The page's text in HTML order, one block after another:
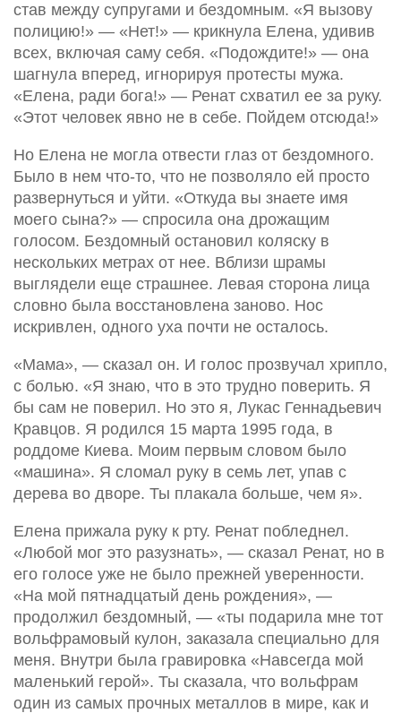
став между супругами и бездомным. «Я вызову
полицию!» — «Нет!» — крикнула Елена, удивив
всех, включая саму себя. «Подождите!» — она
шагнула вперед, игнорируя протесты мужа.
«Елена, ради бога!» — Ренат схватил ее за руку.
«Этот человек явно не в себе. Пойдем отсюда!»
Но Елена не могла отвести глаз от бездомного.
Было в нем что-то, что не позволяло ей просто
развернуться и уйти. «Откуда вы знаете имя
моего сына?» — спросила она дрожащим
голосом. Бездомный остановил коляску в
нескольких метрах от нее. Вблизи шрамы
выглядели еще страшнее. Левая сторона лица
словно была восстановлена заново. Нос
искривлен, одного уха почти не осталось.
«Мама», — сказал он. И голос прозвучал хрипло,
с болью. «Я знаю, что в это трудно поверить. Я
бы сам не поверил. Но это я, Лукас Геннадьевич
Кравцов. Я родился 15 марта 1995 года, в
роддоме Киева. Моим первым словом было
«машина». Я сломал руку в семь лет, упав с
дерева во дворе. Ты плакала больше, чем я».
Елена прижала руку к рту. Ренат побледнел.
«Любой мог это разузнать», — сказал Ренат, но в
его голосе уже не было прежней уверенности.
«На мой пятнадцатый день рождения», —
продолжил бездомный, — «ты подарила мне тот
вольфрамовый кулон, заказала специально для
меня. Внутри была гравировка «Навсегда мой
маленький герой». Ты сказала, что вольфрам
один из самых прочных металлов в мире, как и